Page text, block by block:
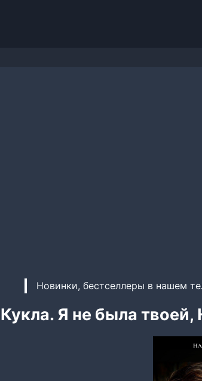
Новинки, бестселлеры в нашем
Кукла. Я не была твоей,